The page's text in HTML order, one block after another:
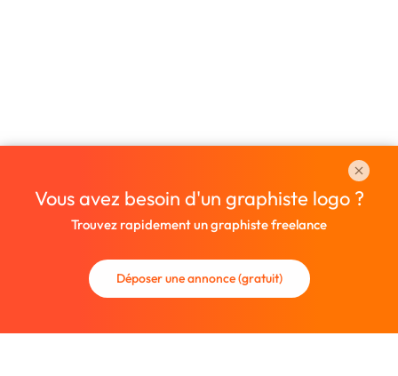
Vous avez besoin d'un graphiste logo ?
Trouvez rapidement un graphiste freelance
Déposer une annonce (gratuit)